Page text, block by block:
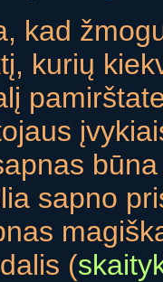
kad
kurių
sapno
(